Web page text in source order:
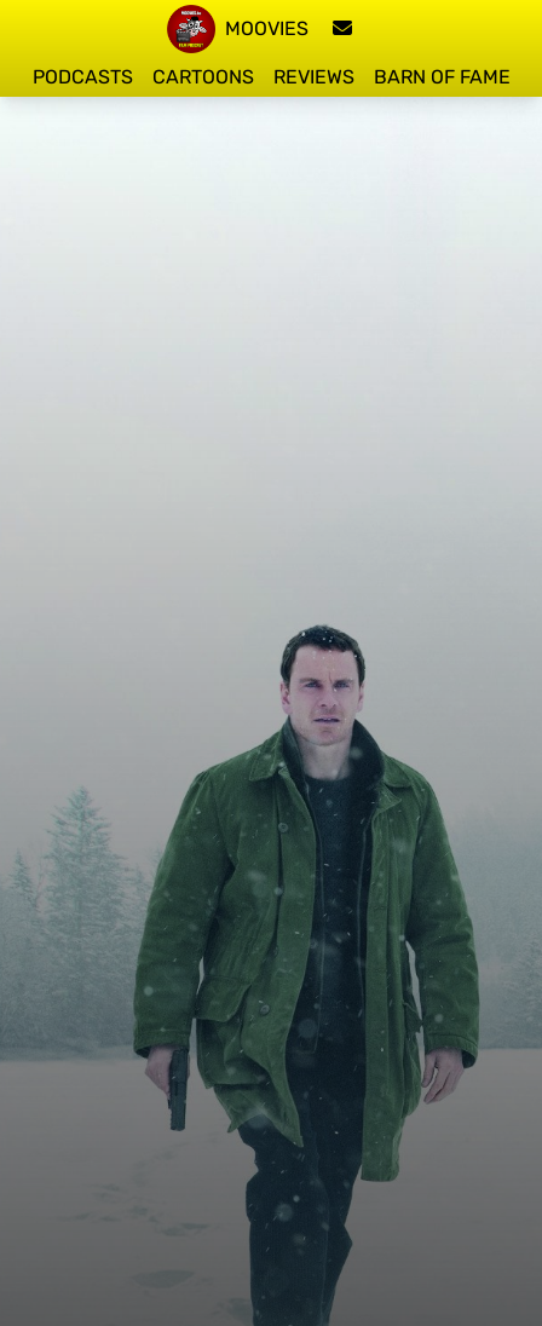
MOOVIES
PODCASTS CARTOONS REVIEWS BARN OF FAME